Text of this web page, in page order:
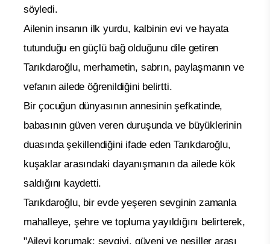
söyledi.
Ailenin insanın ilk yurdu, kalbinin evi ve hayata
tutunduğu en güçlü bağ olduğunu dile getiren
Tarıkdaroğlu, merhametin, sabrın, paylaşmanın ve
vefanın ailede öğrenildiğini belirtti.
Bir çocuğun dünyasının annesinin şefkatinde,
babasının güven veren duruşunda ve büyüklerinin
duasında şekillendiğini ifade eden Tarıkdaroğlu,
kuşaklar arasındaki dayanışmanın da ailede kök
saldığını kaydetti.
Tarıkdaroğlu, bir evde yeşeren sevginin zamanla
mahalleye, şehre ve topluma yayıldığını belirterek,
"Aileyi korumak; sevgiyi, güveni ve nesiller arası